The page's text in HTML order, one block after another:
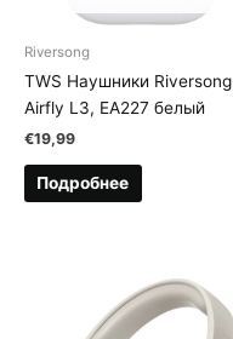
Riversong
TWS Наушники Riversong
Airfly L3, EA227 белый
€19,99
Подробнее